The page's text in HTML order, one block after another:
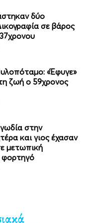
δύο
σε βάρος
«Έφυγε»
ζωή ο 59χρονος
στην
και γιος έχασαν
μετωπική